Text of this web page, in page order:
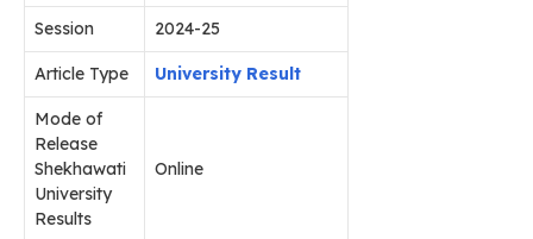
Session 2024-25
Article Type University Result
Mode of
Release
Shekhawati
University
Results
Online